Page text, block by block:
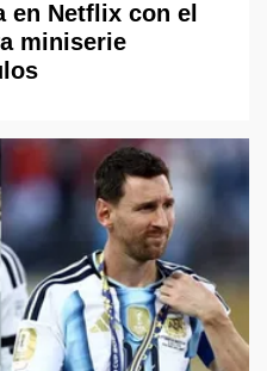
en Netflix con el
miniserie